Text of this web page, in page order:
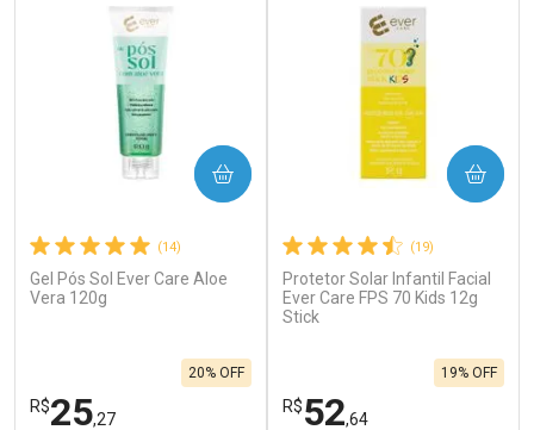
(14)
Gel Pós Sol Ever Care Aloe
Vera 120g
R$25,27
20% OFF
COMPRAR
(19)
Protetor Solar Infantil Facial
Ever Care FPS 70 Kids 12g
Stick
R$52,64
19% OFF
COMPRAR